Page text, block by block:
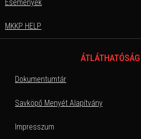
Események
MKKP HELP
ÁTLÁTHATÓSÁG
Dokumentumtár
Savköpő Menyét Alapítvány
Impresszum